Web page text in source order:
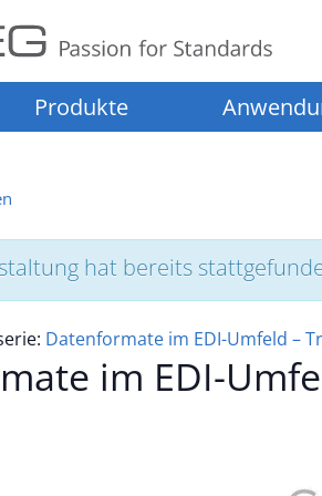
Produkte
hat bereits
Datenformate im EDI-Umfeld –
im EDI-